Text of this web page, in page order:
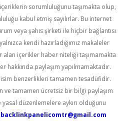
sorumluluğunu taşımakta olup,
kabul etmiş sayılırlar. Bu internet
veya şahıs şirketi ile hiçbir bağlantısı
kendi hazırladığımız makaleler
alan içerikler haber niteliği taşımamakta
hakkında paylaşım yapılmamaktadır.
benzerlikleri tamamen tesadüfidir.
ve tamamen ücretsiz bir bilgi paylaşım
düzenlemelere aykırı olduğunu
backlinkpanelicomtr@gmail.com